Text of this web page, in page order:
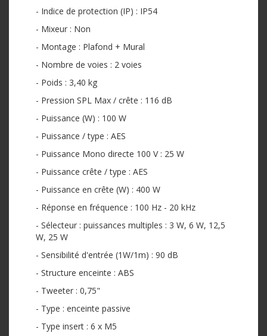
- Indice de protection (IP) : IP54
- Mixeur : Non
- Montage : Plafond + Mural
- Nombre de voies : 2 voies
- Poids : 3,40 kg
- Pression SPL Max / crête : 116 dB
- Puissance (W) : 100 W
- Puissance / type : AES
- Puissance Mono directe 100 V : 25 W
- Puissance crête / type : AES
- Puissance en crête (W) : 400 W
- Réponse en fréquence : 100 Hz - 20 kHz
- Sélecteur : puissances multiples : 3 W, 6 W, 12,5
W, 25 W
- Sensibilité d'entrée (1W/1m) : 90 dB
- Structure enceinte : ABS
- Tweeter : 0,75"
- Type : enceinte passive
- Type insert : 6 x M5